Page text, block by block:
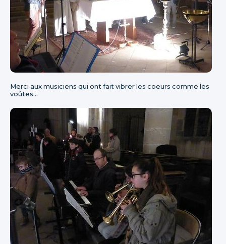
Merci aux musiciens qui ont fait vibrer les coeurs comme les
voûtes...